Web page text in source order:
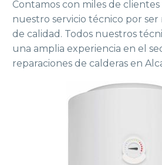
Contamos con miles de
nuestro servicio técnico por ser
de calidad. Todos nuestros
una amplia experiencia en el
reparaciones de calderas en